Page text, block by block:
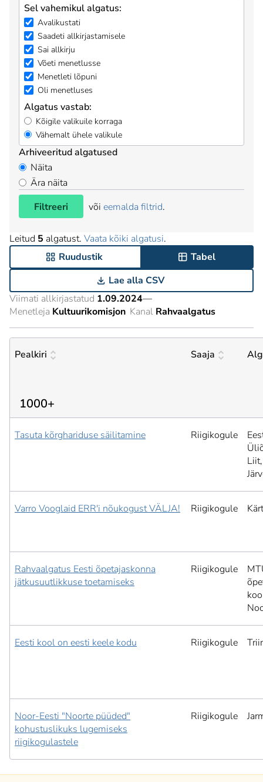
Sel vahemikul algatus:
Avalikustati
Saadeti allkirjastamisele
Sai allkirju
Võeti menetlusse
Menetleti lõpuni
Oli menetluses
Algatus vastab:
Kõigile valikuile korraga
Vähemalt ühele valikule
Arhiveeritud algatused
Näita
Ära näita
Filtreeri
või eemalda filtrid.
Leitud 5 algatust. Vaata kõiki algatusi.
Ruudustik
Tabel
Lae alla CSV
Viimati allkirjastatud 1.09.2024—
Menetleja Kultuurikomisjon Kanal Rahvaalgatus
Pealkiri Saaja
1000+
Tasuta kõrghariduse säilitamine Riigikogule
Liit,
Varro Vooglaid ERR'i nõukogust VÄLJA! Riigikogule
Rahvaalgatus Eesti õpetajaskonna
jätkusuutlikkuse toetamiseks
Riigikogule
Eesti kool on eesti keele kodu Riigikogule
Noor-Eesti "Noorte püüded"
kohustuslikuks lugemiseks
riigikogulastele
Riigikogule